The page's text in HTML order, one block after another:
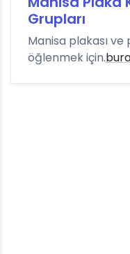
Grupları
Manisa plakası
öğlenmek için.